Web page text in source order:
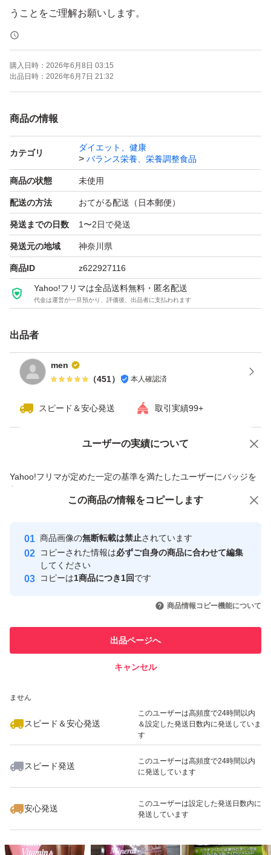
うことをご理解お願いします。
購入日時： 2026年6月8日 03:15
出品日時： 2026年6月7日 21:32
商品の情報
カテゴリ
ダイエット、健康
バランス栄養、栄養調整食品
商品の状態 未使用
配送の方法 おてがる配送（日本郵便）
発送までの日数 1〜2日で発送
発送元の地域 神奈川県
商品ID z622927116
Yahoo!フリマは全品送料無料・匿名配送
代金は運営が一旦預かり、評価後、出品者に支払われます
出品者
men
（451） 本人確認済
スピード＆安心発送 取引実績99+
ユーザーの実績について
Yahoo!フリマが定めた一定の基準を満たしたユーザーにバッジを
付与しています
安心取引出品者
心・安全なユーザーです
取引実績
引を完了させた実績があります
での取引実績があります
ません
スピード＆安心発送
このユーザーは高頻度で24時間以内
＆設定した発送日数内に発送していま
す
スピード発送
このユーザーは高頻度で24時間以内
に発送しています
安心発送
このユーザーは設定した発送日数内に
発送しています
価格の相談 商品への質問
この商品の情報をコピーします
商品画像の無断転載は禁止されています
コピーされた情報は必ずご自身の商品に合わせて編集
してください
コピーは1商品につき1回です
商品情報コピー機能について
出品ページへ
キャンセル
この商品をみている人にオススメ
いいね！
7,699